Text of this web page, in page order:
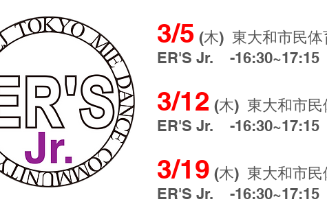
3/5 (木) 東大和市民
ER'S Jr. -16:30~17:15
3/12 (木) 東大和市
ER'S Jr. -16:30~17:15
3/19 (木) 東大和市
ER'S Jr. -16:30~17:15